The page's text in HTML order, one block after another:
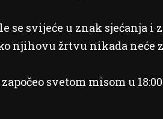
se svijeće u znak sjećanja
njihovu žrtvu nikada neće
svetom misom u